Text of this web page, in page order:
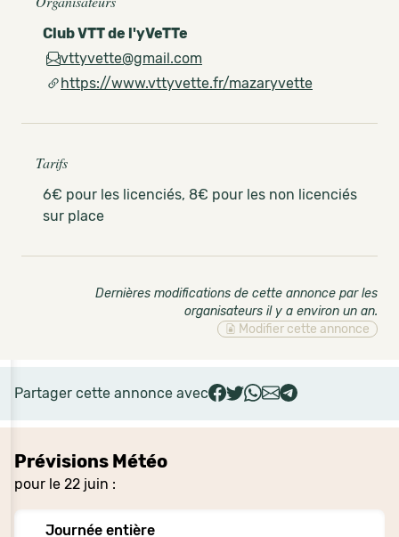
Prévisions Météo
pour le 22 juin :
Journée entière
Club VTT de l'yVeTTe
vttyvette@gmail.com
https://www.vttyvette.fr/mazaryvette
Tarifs
6€ pour les licenciés, 8€ pour les non licenciés
sur place
Dernières modifications de cette annonce par les
organisateurs il y a environ un an.
Modifier cette annonce
Partager cette annonce avec